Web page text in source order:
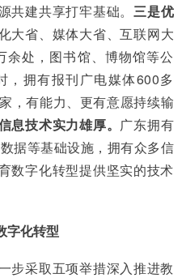
共建共享打牢基础。三是优
大省、媒体大省、互联网大
处，图书馆、博物馆等公
，拥有报刊广电媒体600多
，有能力、更有意愿持续输
息技术实力雄厚。 广东拥有
据等基础设施，拥有众多信
数字化转型提供坚实的技术
字化转型
步采取五项举措深入推进教